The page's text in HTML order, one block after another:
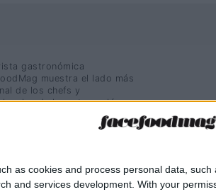
as cookies and process personal data,
and services development. With your
gastronómica
muestra el lado más
de los chefs y
de la restauración.